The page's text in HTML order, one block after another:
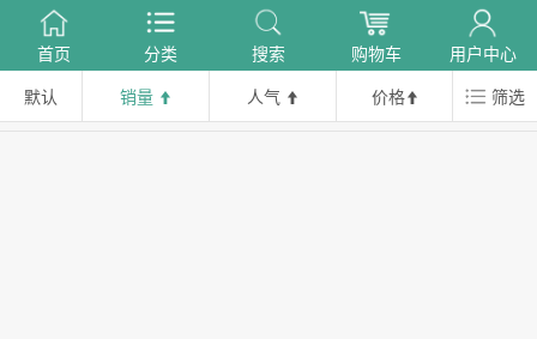
首页 分类 搜索 购物车
用户中心
默认
销量 人气 价格 筛选